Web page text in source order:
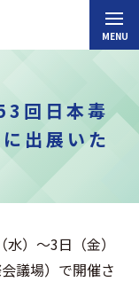
回日本毒
出展いた
）〜3日（金）
議場）で開催さ